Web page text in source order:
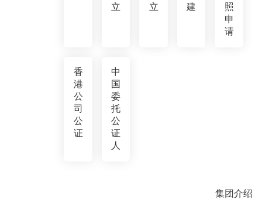
立
立
建
照
申
请
香
港
公
司
公
证
中
国
委
托
公
证
人
集团介绍